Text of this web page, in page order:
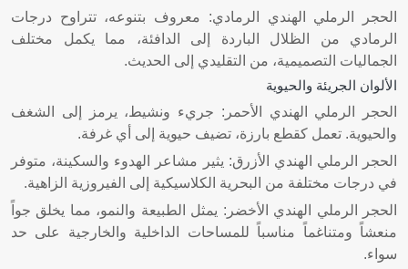
الحجر الرملي الهندي الرمادي: معروف بتنوعه، تتراوح درجات
الرمادي من الظلال الباردة إلى الدافئة، مما يكمل مختلف
الجماليات التصميمية، من التقليدي إلى الحديث.
الألوان الجريئة والحيوية
الحجر الرملي الهندي الأحمر: جريء ونشيط، يرمز إلى الشغف
والحيوية. تعمل كقطع بارزة، تضيف حيوية إلى أي غرفة.
الحجر الرملي الهندي الأزرق: يثير مشاعر الهدوء والسكينة، متوفر
في درجات مختلفة من البحرية الكلاسيكية إلى الفيروزية الزاهية.
الحجر الرملي الهندي الأخضر: يمثل الطبيعة والنمو، مما يخلق جواً
منعشاً ومتناغماً مناسباً للمساحات الداخلية والخارجية على حد
سواء.